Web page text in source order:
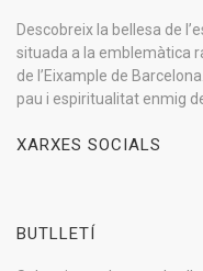
Descobreix la bellesa de
situada a la emblemàtica
de l’Eixample de
pau i espiritualitat enmig
XARXES SOCIALS
BUTLLETÍ